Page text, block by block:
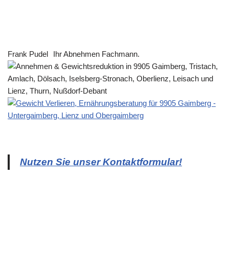
Frank Pudel Ihr Abnehmen Fachmann.
Nutzen Sie unser Kontaktformular!